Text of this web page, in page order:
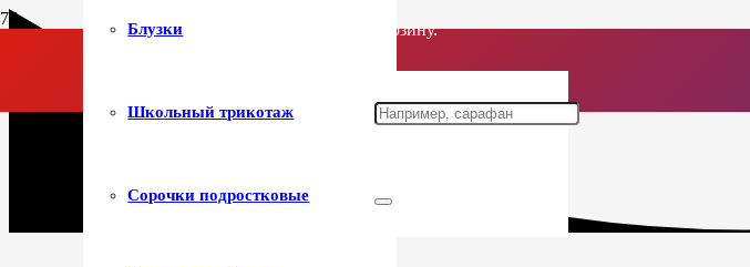
Блузки
Школьный трикотаж
Сорочки подростковые
корзину.